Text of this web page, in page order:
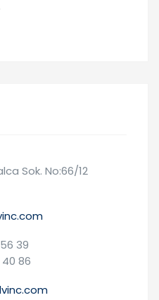
Sok. No:66/12
39
86